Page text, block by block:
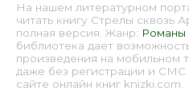
На нашем литературном
читать книгу Стрелы сквозь
полная версия. Жанр: Романы
библиотека дает
произведения на мобильном
даже без регистрации и
сайте онлайн книг knizki.com.